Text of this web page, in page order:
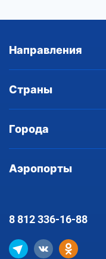
Направления
Страны
Города
Аэропорты
8 812336-16-88